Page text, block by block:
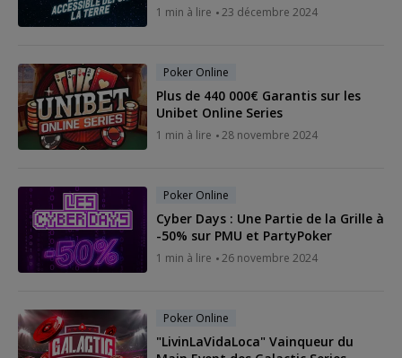
1 min à lire 23 décembre 2024
Poker Online
Plus de 440 000€ Garantis sur les
Unibet Online Series
1 min à lire 28 novembre 2024
Poker Online
Cyber Days : Une Partie de la Grille à
-50% sur PMU et PartyPoker
1 min à lire 26 novembre 2024
Poker Online
"LivinLaVidaLoca" Vainqueur du